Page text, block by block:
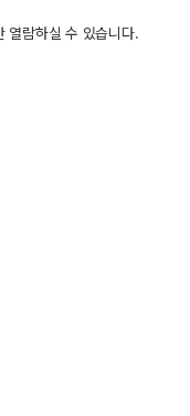
열람하실 수 있습니다.